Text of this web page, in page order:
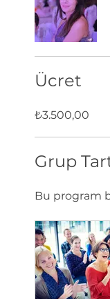
Ücret
₺3.500,00
Grup
Bu program